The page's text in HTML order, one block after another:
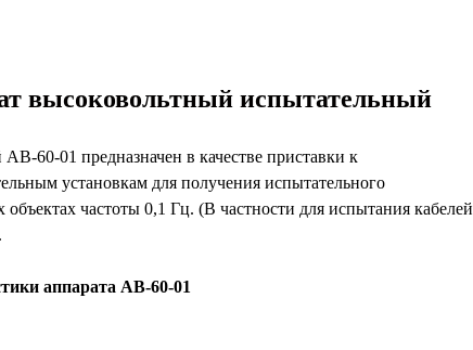
высоковольтный испытательный
60-01 предназначен в качестве приставки к
установкам для получения испытательного
частоты 0,1 Гц. (В частности для испытания кабелей
аппарата АВ-60-01